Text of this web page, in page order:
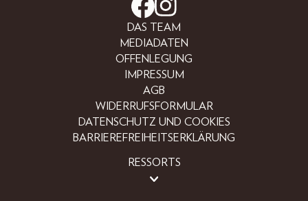
DAS TEAM
MEDIADATEN
OFFENLEGUNG
IMPRESSUM
AGB
WIDERRUFSFORMULAR
DATENSCHUTZ UND COOKIES
BARRIEREFREIHEITSERKLÄRUNG
RESSORTS